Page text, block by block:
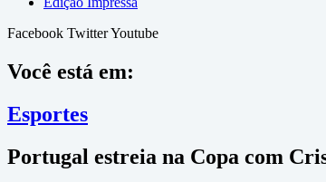
Facebook TwitterYoutube
Você está em:
Esportes
Portugal estreia na Copa com